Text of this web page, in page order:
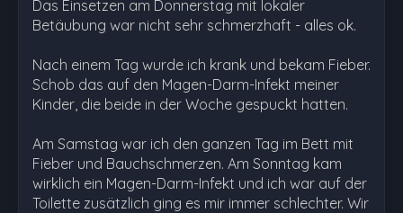
Das Einsetzen am Donnerstag mit lokaler
Betäubung war nicht sehr schmerzhaft - alles ok.
Nach einem Tag wurde ich krank und bekam Fieber.
Schob das auf den Magen-Darm-Infekt meiner
Kinder, die beide in der Woche gespuckt hatten.
Am Samstag war ich den ganzen Tag im Bett mit
Fieber und Bauchschmerzen. Am Sonntag kam
wirklich ein Magen-Darm-Infekt und ich war auf der
Toilette zusätzlich ging es mir immer schlechter. Wir